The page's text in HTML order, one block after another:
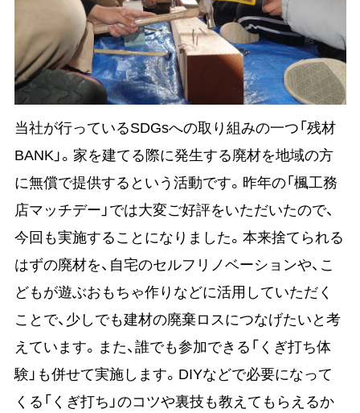
当社が行っているSDGsへの取り組みの一つ「残材
BANK」。家を建てる際に発生する廃材を地域の方
に無償で提供するという活動です。昨年の「楓工務
店マッチデー」では大変ご好評をいただいたので、
今回も実施することになりました。本来捨てられる
はずの廃材を、自宅のセルフリノベーションや、こ
どもが遊ぶおもちゃ作りなどに活用していただく
ことで、少しでも建材の廃棄ロスにつなげたいと考
えています。また、誰でも参加できる「くぎ打ち体
験」も併せて実施します。DIYなどで必要になって
くる「くぎ打ち」のコツや裏技も教えてもらえるか